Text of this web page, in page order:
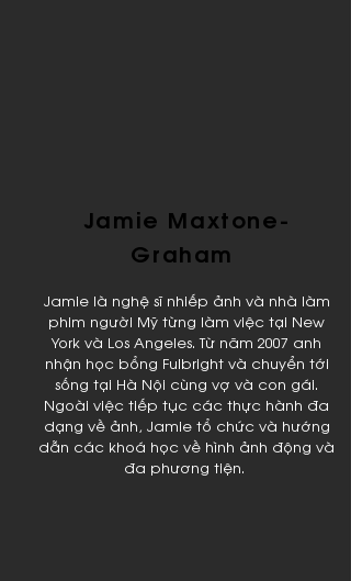
Jamie Maxtone-
Graham
Jamie là nghệ sĩ nhiếp ảnh và nhà làm
phim người Mỹ từng làm việc tại New
York và Los Angeles. Từ năm 2007 anh
nhận học bổng Fulbright và chuyển tới
sống tại Hà Nội cùng vợ và con gái.
Ngoài việc tiếp tục các thực hành đa
dạng về ảnh, Jamie tổ chức và hướng
dẫn các khoá học về hình ảnh động và
đa phương tiện.